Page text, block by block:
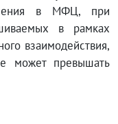
в МФЦ, при
в рамках
взаимодействия,
может превышать